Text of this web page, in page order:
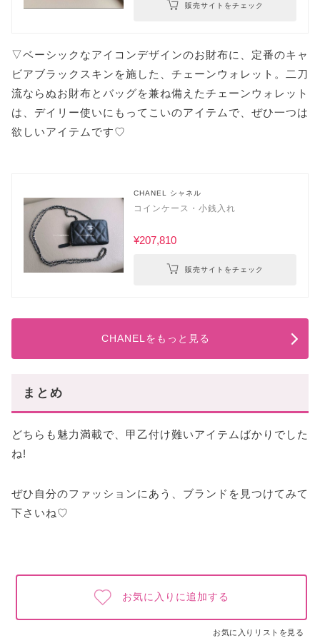
販売サイトをチェック
▽ベーシックなアイコンデザインのお財布に、定番のキャ
ビアブラックスキンを施した、チェーンウォレット。二刀
流ならぬお財布とバッグを兼ね備えたチェーンウォレット
は、デイリー使いにもってこいのアイテムで、ぜひ一つは
欲しいアイテムです♡
CHANEL シャネル
コインケース・小銭入れ
¥207,810
販売サイトをチェック
CHANELをもっと見る
まとめ
どちらも魅力満載で、甲乙付け難いアイテムばかりでした
ね!
ぜひ自分のファッションにあう、ブランドを見つけてみて
下さいね♡
お気に入りに追加する
お気に入りリストを見る